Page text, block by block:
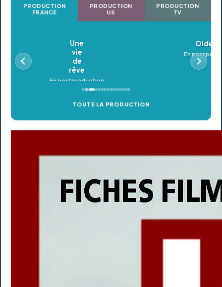
PRODUCTION
FRANCE
PRODUCTION
US
PRODUCTION
TV
Oldeupe
En postproduction
TOUTE LA PRODUCTION